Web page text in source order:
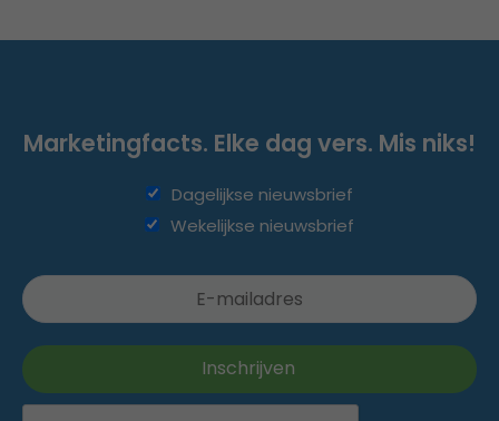
Marketingfacts. Elke dag vers. Mis niks!
Dagelijkse nieuwsbrief
Wekelijkse nieuwsbrief